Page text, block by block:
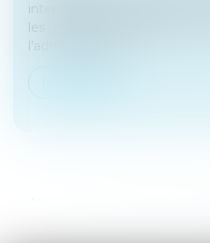
interrogé le ministre de
les modalités de prescription
l’administration fis...